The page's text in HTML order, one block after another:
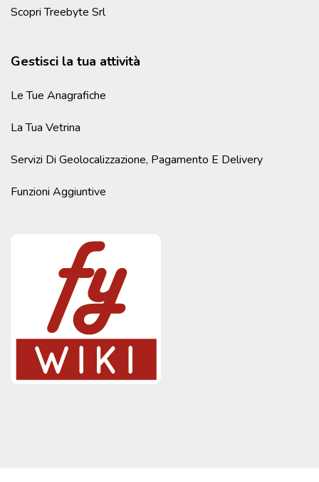
Scopri Treebyte Srl
Gestisci la tua attività
Le Tue Anagrafiche
La Tua Vetrina
Servizi Di Geolocalizzazione, Pagamento E Delivery
Funzioni Aggiuntive